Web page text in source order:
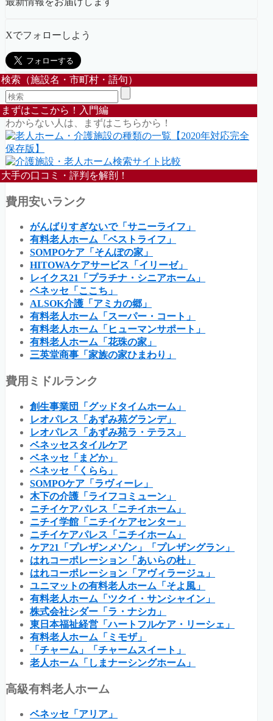
Xでフォローしよう
検索（施設名・市町村・語句）
まずはここから！入門編
わからない人は、まずはこちらから！
大手の口コミ・評判を解剖！
費用安いランク
がんばりすぎないで「サニーライフ」
有料老人ホーム「ベストライフ」
SOMPOケア「そんぽの家」
HITOWAケアサービス「イリーゼ」
レイクス21「プラチナ・シニアホーム」
ベネッセ「ここち」
ALSOK介護「アミカの郷」
有料老人ホーム「スーパー・コート」
有料老人ホーム「ヒューマンサポート」
有料老人ホーム「花珠の家」
三英堂商事「家族の家ひまわり」
費用ミドルランク
創生事業団「グッドタイムホーム」
レオパレス「あずみ苑グランデ」
レオパレス「あずみ苑ラ・テラス」
ベネッセスタイルケア
ベネッセ「まどか」
ベネッセ「くらら」
SOMPOケア「ラヴィーレ」
木下の介護「ライフコミューン」
ニチイケアパレス「ニチイホーム」
ニチイ学館「ニチイケアセンター」
ニチイケアパレス「ニチイホーム」
ケア21「プレザンメゾン」「プレザングラン」
はれコーポレーション「あいらの杜」
はれコーポレーション「アヴィラージュ」
ユニマットの有料老人ホーム「そよ風」
有料老人ホーム「ツクイ・サンシャイン」
株式会社シダー「ラ・ナシカ」
東日本福祉経営「ハートフルケア・リーシェ」
有料老人ホーム「ミモザ」
「チャーム」「チャームスイート」
老人ホーム「しまナーシングホーム」
高級有料老人ホーム
ベネッセ「アリア」